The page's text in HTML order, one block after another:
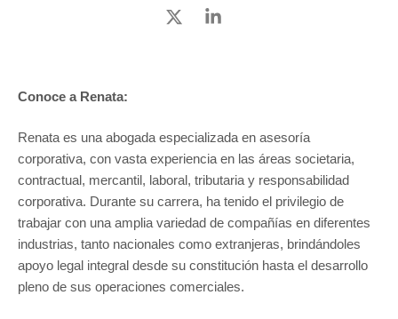
Conoce a Renata:
Renata es una abogada especializada en asesoría
corporativa, con vasta experiencia en las áreas societaria,
contractual, mercantil, laboral, tributaria y responsabilidad
corporativa. Durante su carrera, ha tenido el privilegio de
trabajar con una amplia variedad de compañías en diferentes
industrias, tanto nacionales como extranjeras, brindándoles
apoyo legal integral desde su constitución hasta el desarrollo
pleno de sus operaciones comerciales.